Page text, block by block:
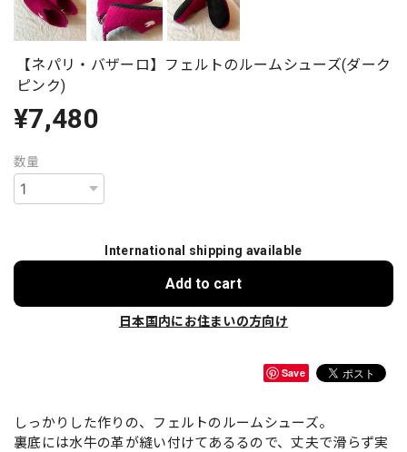
【ネパリ・バザーロ】フェルトのルームシューズ(ダーク
ピンク)
¥7,480
数量
International shipping available
Add to cart
日本国内にお住まいの方向け
Save
しっかりした作りの、フェルトのルームシューズ。
裏底には水牛の革が縫い付けてあるるので、丈夫で滑らず実